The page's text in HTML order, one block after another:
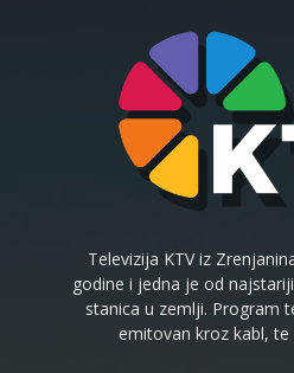
Televizija KTV iz
godine i jedna je od
stanica u zemlji. Program
emitovan kroz kabl, te